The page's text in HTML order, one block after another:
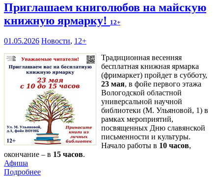
Приглашаем книголюбов на майскую
книжную ярмарку! 12+
01.05.2026 Новости, 12+
Традиционная весенняя
бесплатная книжная ярмарка
(фримаркет) пройдет в субботу,
23 мая, в фойе первого этажа
Вологодской областной
универсальной научной
библиотеки (М. Ульяновой, 1) в
рамках мероприятий,
посвященных Дню славянской
письменности и культуры.
Начало работы в 10 часов,
окончание – в 15 часов.
Афиша
Подробнее